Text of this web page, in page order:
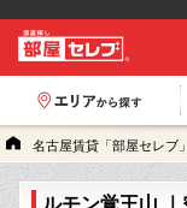
名古屋賃貸「部屋セレブ」
ルモン覚王山